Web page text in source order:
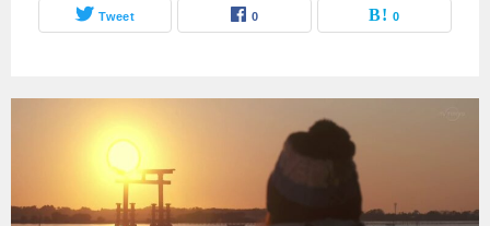
Tweet 0 0